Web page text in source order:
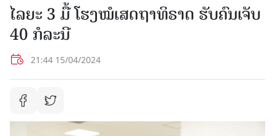
ໄລຍະ 3 ມື້ ໂຮງໝໍເສດຖາທິຣາດ ຮັບຄົນເຈັບ
40 ກໍລະນີ
21:44 15/04/2024